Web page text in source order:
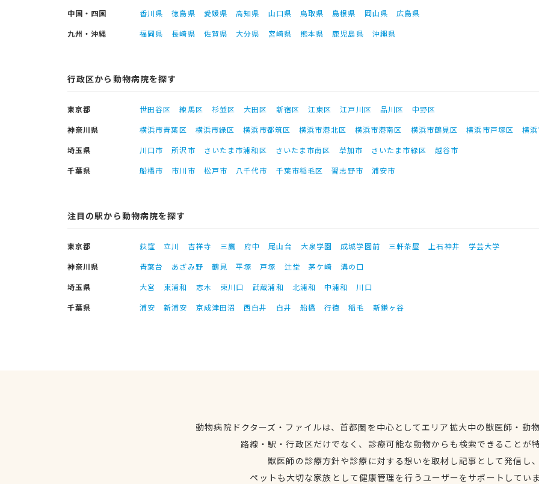
中国・四国
香川県 徳島県 愛媛県 高知県 山口県 鳥取県 島根県 岡山県
広島県
九州・沖縄
福岡県 長崎県 佐賀県 大分県 宮崎県 熊本県 鹿児島県 沖縄県
行政区から動物病院を探す
東京都 世田谷区 練馬区 杉並区 大田区 新宿区 江東区 江戸川区 品川区
中野区
神奈川県
横浜市青葉区 横浜市緑区 横浜市都筑区 横浜市港北区 横浜市港南区 横浜市鶴見区 横浜市戸塚区
横
埼玉県
川口市 所沢市 さいたま市浦和区 さいたま市南区 草加市 さいたま市緑区
越谷市
千葉県
船橋市 市川市 松戸市 八千代市 千葉市稲毛区 習志野市 浦安市
注目の駅から動物病院を探す
東京都 荻窪 立川 吉祥寺 三鷹 府中 尾山台 大泉学園 成城学園前 三軒茶屋 上石神井
学芸大学
神奈川県
青葉台 あざみ野 鶴見 平塚 戸塚 辻堂 茅ケ崎
溝の口
埼玉県
大宮 東浦和 志木 東川口 武蔵浦和 北浦和 中浦和
川口
千葉県
浦安 新浦安 京成津田沼 西白井 白井 船橋 行徳 稲毛 新鎌ヶ谷
動物病院ドクターズ・ファイルは、首都圏を中心としてエリア拡大中の獣医師・動
路線・駅・行政区だけでなく、診療可能な動物からも検索できることが
獣医師の診療方針や診療に対する想いを取材し記事として発信し
ペットも大切な家族として健康管理を行うユーザーをサポートしてい